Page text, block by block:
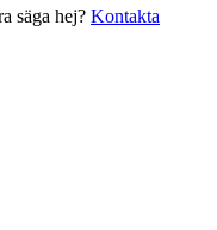
säga hej? Kontakta